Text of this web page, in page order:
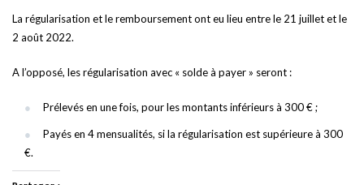
La régularisation et le remboursement ont eu lieu entre le 21 juillet et le
2 août 2022.
A l’opposé, les régularisation avec « solde à payer » seront :
Prélevés en une fois, pour les montants inférieurs à 300 € ;
Payés en 4 mensualités, si la régularisation est supérieure à 300
€.